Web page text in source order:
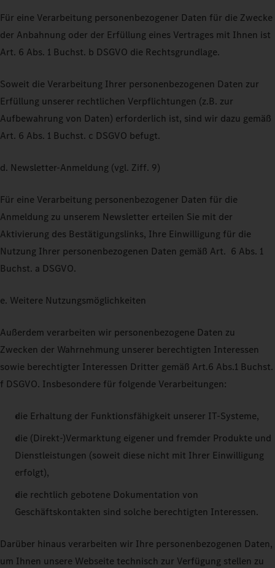
Für eine Verarbeitung personenbezogener Daten für die Zwecke
der Anbahnung oder der Erfüllung eines Vertrages mit Ihnen ist
Art. 6 Abs. 1 Buchst. b DSGVO die Rechtsgrundlage.
Soweit die Verarbeitung Ihrer personenbezogenen Daten zur
Erfüllung unserer rechtlichen Verpflichtungen (z.B. zur
Aufbewahrung von Daten) erforderlich ist, sind wir dazu gemäß
Art. 6 Abs. 1 Buchst. c DSGVO befugt.
d. Newsletter-Anmeldung (vgl. Ziff. 9)
Für eine Verarbeitung personenbezogener Daten für die
Anmeldung zu unserem Newsletter erteilen Sie mit der
Aktivierung des Bestätigungslinks, Ihre Einwilligung für die
Nutzung Ihrer personenbezogenen Daten gemäß Art. 6 Abs. 1
Buchst. a DSGVO.
e. Weitere Nutzungsmöglichkeiten
Außerdem verarbeiten wir personenbezogene Daten zu
Zwecken der Wahrnehmung unserer berechtigten Interessen
sowie berechtigter Interessen Dritter gemäß Art.6 Abs.1 Buchst.
f DSGVO. Insbesondere für folgende Verarbeitungen:
die Erhaltung der Funktionsfähigkeit unserer IT-Systeme,
die (Direkt-)Vermarktung eigener und fremder Produkte und
Dienstleistungen (soweit diese nicht mit Ihrer Einwilligung
erfolgt),
die rechtlich gebotene Dokumentation von
Geschäftskontakten sind solche berechtigten Interessen.
Darüber hinaus verarbeiten wir Ihre personenbezogenen Daten,
um Ihnen unsere Webseite technisch zur Verfügung stellen zu